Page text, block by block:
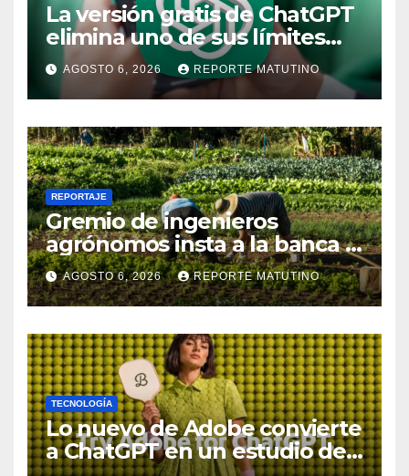
La versión gratis de ChatGPT
elimina uno de sus límites
más pedidos y ahora es más
útil
AGOSTO 6, 2026 REPORTE MATUTINO
REPORTAJE
Gremio de ingenieros
agrónomos insta a la banca a
financiar la agricultura
familiar
AGOSTO 6, 2026 REPORTE MATUTINO
TECNOLOGÍA
Lo nuevo de Adobe convierte
a ChatGPT en un estudio de